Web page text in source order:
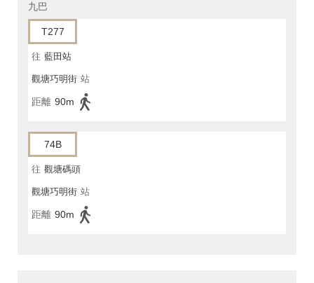
九巴
T277
往 藍田站
觀塘巧明街 站
距離 90m
74B
往 觀塘碼頭
觀塘巧明街 站
距離 90m